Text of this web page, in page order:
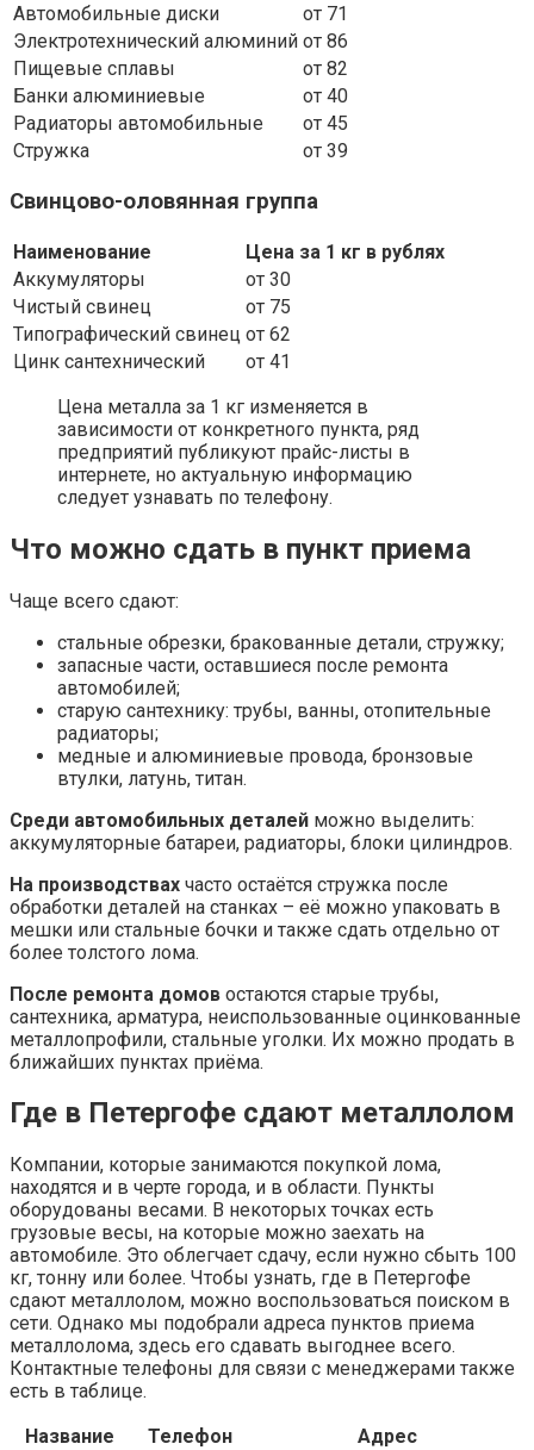
Автомобильные диски
от 71
Электротехнический алюминий от 86
Пищевые сплавы
от 82
Банки алюминиевые
от 40
Радиаторы автомобильные
от 45
Стружка
от 39
Свинцово-оловянная группа
Наименование
Цена за 1 кг в рублях
Аккумуляторы
от 30
Чистый свинец
от 75
Типографический свинец от 62
Цинк сантехнический
от 41
Цена металла за 1 кг изменяется в
зависимости от конкретного пункта, ряд
предприятий публикуют прайс-листы в
интернете, но актуальную информацию
следует узнавать по телефону.
Что можно сдать в пункт приема
Чаще всего сдают:
стальные обрезки, бракованные детали, стружку;
запасные части, оставшиеся после ремонта
автомобилей;
старую сантехнику: трубы, ванны, отопительные
радиаторы;
медные и алюминиевые провода, бронзовые
втулки, латунь, титан.
Среди автомобильных деталей можно выделить:
аккумуляторные батареи, радиаторы, блоки цилиндров.
На производствах часто остаётся стружка после
обработки деталей на станках – её можно упаковать в
мешки или стальные бочки и также сдать отдельно от
более толстого лома.
После ремонта домов остаются старые трубы,
сантехника, арматура, неиспользованные оцинкованные
металлопрофили, стальные уголки. Их можно продать в
ближайших пунктах приёма.
Где в Петергофе сдают металлолом
Компании, которые занимаются покупкой лома,
находятся и в черте города, и в области. Пункты
оборудованы весами. В некоторых точках есть
грузовые весы, на которые можно заехать на
автомобиле. Это облегчает сдачу, если нужно сбыть 100
кг, тонну или более. Чтобы узнать, где в Петергофе
сдают металлолом, можно воспользоваться поиском в
сети. Однако мы подобрали адреса пунктов приема
металлолома, здесь его сдавать выгоднее всего.
Контактные телефоны для связи с менеджерами также
есть в таблице.
Название
Телефон
Адрес